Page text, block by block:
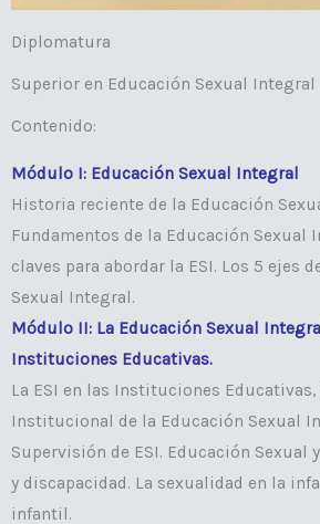
Diplomatura
Superior en Educación Sexual Integral
Contenido:
Módulo I: Educación Sexual Integral
Historia reciente de la Educación
Fundamentos de la Educación Sexual
claves para abordar la ESI. Los 5 ejes
Sexual Integral.
Módulo II: La Educación Sexual
Instituciones Educativas.
La ESI en las Instituciones
Institucional de la Educación Sexual
Supervisión de ESI. Educación Sexual
y discapacidad. La sexualidad en la
infantil.